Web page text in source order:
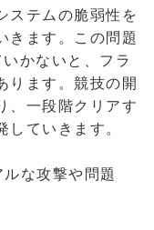
ステムの脆弱性を
きます。この問題
かないと、フラ
ります。競技の開
、一段階クリアす
ていきます。
な攻撃や問題